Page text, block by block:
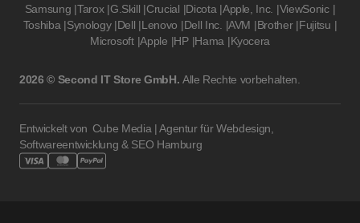
Samsung |Tarox |G.Skill |Crucial |Dicota |Apple, Inc. |ViewSonic |
Toshiba |Synology |Dell |Lenovo |Dell Inc. |AVM |Brother |Fujitsu |
Microsoft |Apple |HP |Hama |Kyocera
2026 © Second IT Store GmbH. Alle Rechte vorbehalten.
Entwickelt von Cube Media | Agentur für Webdesign,
Softwareentwicklung & SEO Hamburg